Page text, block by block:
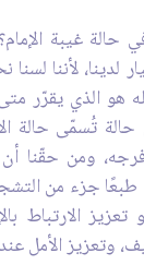
حالة غيبة
لدينا، لأننا
هو الذي يقرّر
تُسمّى حالة
ومن حقّنا
جزء من
الارتباط
وتعزيز الأمل